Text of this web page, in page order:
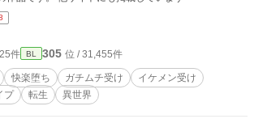
件 BL 305 位 / 31,455件
快楽堕ち ガチムチ受け
イケメン受け
プ 転生 異世界